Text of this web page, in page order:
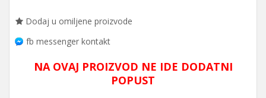
Dodaj u omiljene proizvode
fb messenger kontakt
NA OVAJ PROIZVOD NE IDE DODATNI
POPUST